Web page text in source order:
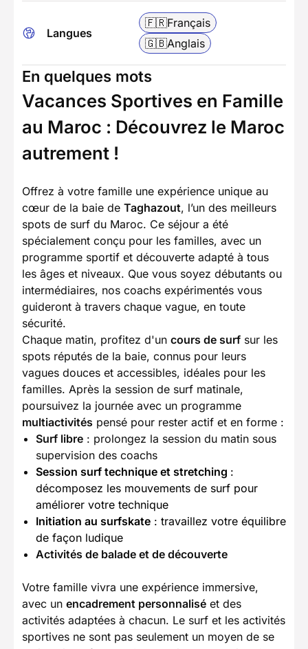
Langues
🇫🇷Français
🇬🇧Anglais
En quelques mots
Vacances Sportives en Famille
au Maroc : Découvrez le Maroc
autrement !
Offrez à votre famille une expérience unique au
cœur de la baie de Taghazout, l’un des meilleurs
spots de surf du Maroc. Ce séjour a été
spécialement conçu pour les familles, avec un
programme sportif et découverte adapté à tous
les âges et niveaux. Que vous soyez débutants ou
intermédiaires, nos coachs expérimentés vous
guideront à travers chaque vague, en toute
sécurité.
Chaque matin, profitez d'un cours de surf sur les
spots réputés de la baie, connus pour leurs
vagues douces et accessibles, idéales pour les
familles. Après la session de surf matinale,
poursuivez la journée avec un programme
multiactivités pensé pour rester actif et en forme :
Surf libre : prolongez la session du matin sous
supervision des coachs
Session surf technique et stretching :
décomposez les mouvements de surf pour
améliorer votre technique
Initiation au surfskate : travaillez votre équilibre
de façon ludique
Activités de balade et de découverte
Votre famille vivra une expérience immersive,
avec un encadrement personnalisé et des
activités adaptées à chacun. Le surf et les activités
sportives ne sont pas seulement un moyen de se